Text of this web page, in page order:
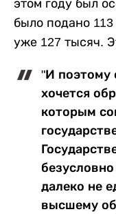
этом году был
было подано
уже 127 тысяч.
"И поэтому
хочется
которым
далеко не
высшему